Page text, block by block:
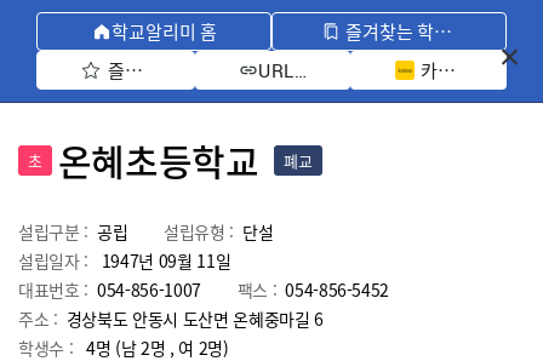
학교알리미 홈
즐겨찾는 학교 모아보기
즐겨찾기 선택
URL 복사 카카오톡 공유
초 온혜초등학교 폐교
설립구분 : 공립 설립유형 : 단설
설립일자 :
1947년 09월 11일
대표번호 : 054-856-1007 팩스 : 054-856-5452
주소 : 경상북도 안동시 도산면 온혜중마길 6
학생수 : 4명 (남 2명 , 여 2명)